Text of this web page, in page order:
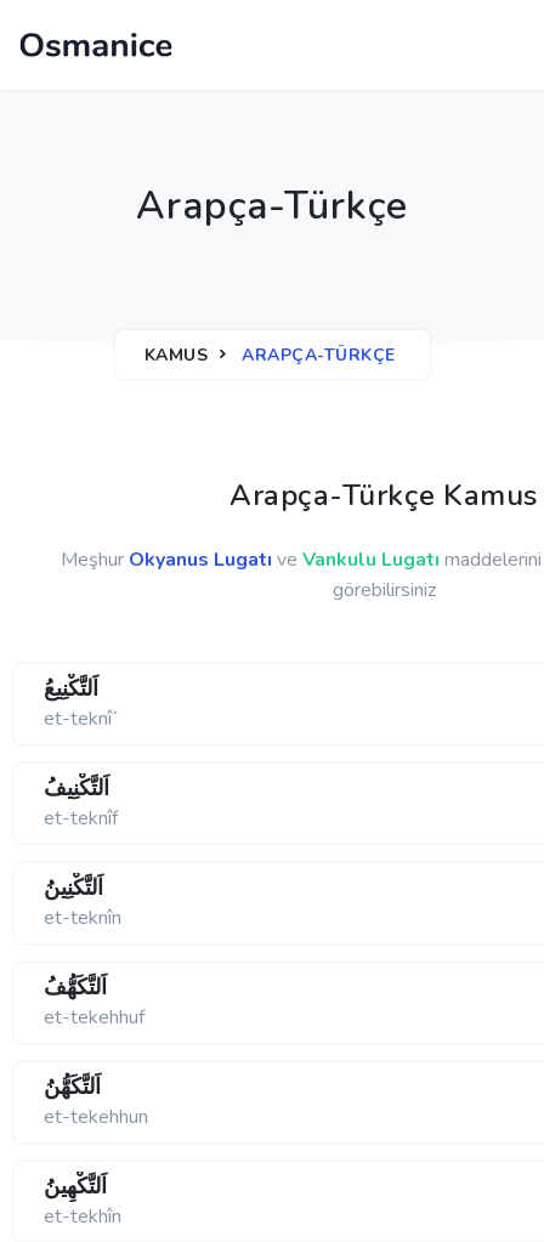
Arapça-Türkçe
KAMUS ARAPÇA-TÜRKÇE
Arapça-Türkçe Kamus
Meşhur Okyanus Lugatı ve Vankulu Lugatı
görebilirsiniz
اَلتَّكْنِيعُ
et-teknîʹ
اَلتَّكْنِيفُ
et-teknîf
اَلتَّكْنِينُ
et-teknîn
اَلتَّكَهُّفُ
et-tekehhuf
اَلتَّكَهُّنُ
et-tekehhun
اَلتَّكْهِينُ
et-tekhîn